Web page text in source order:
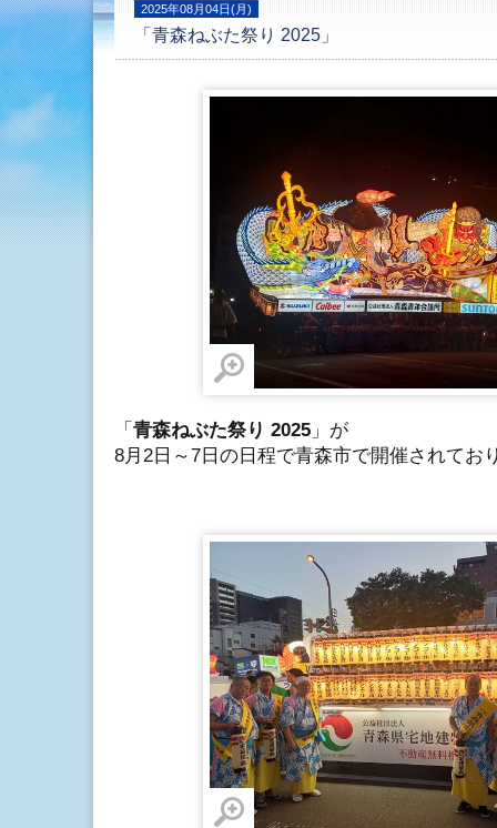
2025年08月04日(月)
「青森ねぶた祭り 2025」
「 青森ねぶた祭り 2025 」が
8月2日～7日の日程で青森市で開催されてお